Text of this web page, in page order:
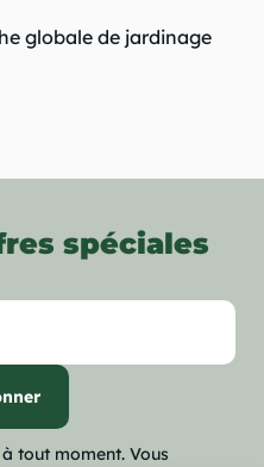
globale de jardinage
spéciales
tout moment. Vous